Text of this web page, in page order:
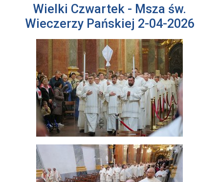
Wielki Czwartek - Msza św.
Wieczerzy Pańskiej 2-04-2026